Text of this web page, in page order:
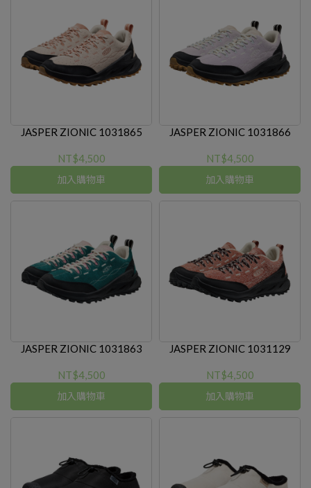
JASPER ZIONIC 1031865
NT$4,500
加入購物車
JASPER ZIONIC 1031866
NT$4,500
加入購物車
JASPER ZIONIC 1031863
NT$4,500
加入購物車
JASPER ZIONIC 1031129
NT$4,500
加入購物車